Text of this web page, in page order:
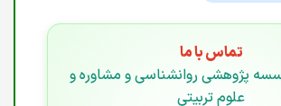
تماس با ما
پژوهشی روانشناسی و مشاوره و
علوم تربیتی